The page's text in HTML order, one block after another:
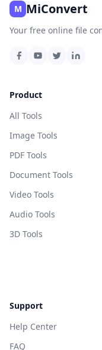
M MiConvert
Your free online file
Product
All Tools
Image Tools
PDF Tools
Document Tools
Video Tools
Audio Tools
3D Tools
Support
Help Center
FAQ